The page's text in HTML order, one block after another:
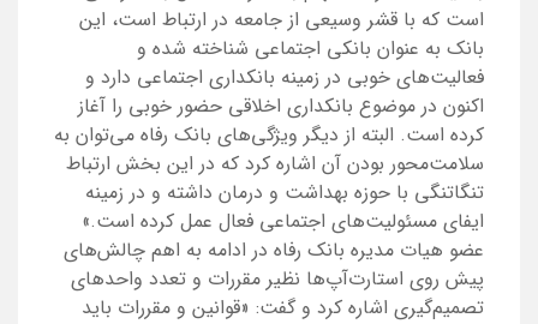
است که با قشر وسیعی از جامعه در ارتباط است، این
بانک به عنوان بانکی اجتماعی شناخته شده و
فعالیت‌های خوبی در زمینه بانکداری اجتماعی دارد و
اکنون در موضوع بانکداری اخلاقی حضور خوبی را آغاز
کرده است. البته از دیگر ویژگی‌های بانک رفاه می‌توان به
سلامت‌محور بودن آن اشاره کرد که در این بخش ارتباط
تنگاتنگی با حوزه بهداشت و درمان داشته و در زمینه
ایفای مسئولیت‌های اجتماعی فعال عمل کرده است.»
عضو هیات مدیره بانک رفاه در ادامه به اهم چالش‌های
پیش روی استارت‌آپ‌ها نظیر مقررات و تعدد واحدهای
تصمیم‌گیری اشاره کرد و گفت: «قوانین و مقررات باید